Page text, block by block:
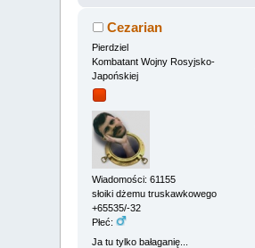
Cezarian
Pierdziel
Kombatant Wojny Rosyjsko-
Japońskiej
Wiadomości: 61155
słoiki dżemu truskawkowego
+65535/-32
Płeć:
Ja tu tylko bałaganię...